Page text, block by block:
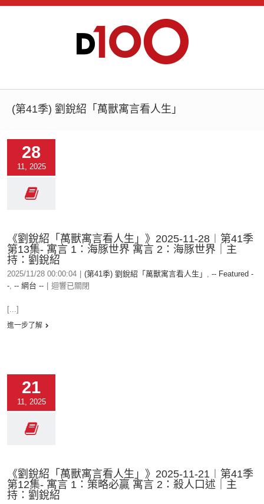
(第41季) 劉銳紹「萬獸寓言看人生」
28
11, 2025
《劉銳紹「萬獸寓言看人生」》2025-11-28︱第41季
第13集- 寓言 1：海豚世界 寓言 2：海豚世界｜主
持：劉銳紹
2025/11/28 00:00:04 (第41季) 劉銳紹「萬獸寓言看人生」 , -- Featured -
-, -- 網台 -- 迴響已關閉
[...]
進一步了解
21
11, 2025
《劉銳紹「萬獸寓言看人生」》2025-11-21︱第41季
第12集- 寓言 1：策略必贏 寓言 2：殺人口述｜主
持：劉銳紹